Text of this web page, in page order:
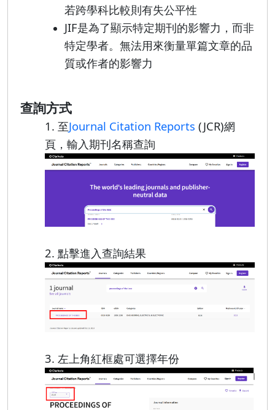
若跨學科比較則有失公平性
JIF是為了顯示特定期刊的影響力，而非
特定學者。無法用來衡量單篇文章的品
質或作者的影響力
查詢方式
1. 至Journal Citation Reports (JCR)網
頁，輸入期刊名稱查詢
2. 點擊進入查詢結果
3. 左上角紅框處可選擇年份